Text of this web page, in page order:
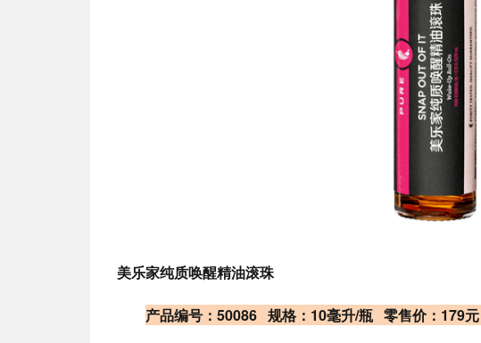
美乐家纯质唤醒精油滚珠
产品编号：50086 规格：10毫升/瓶 零售价：179元